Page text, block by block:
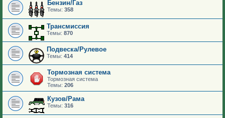
Бензин/Газ
Темы: 358
Трансмиссия
Темы: 870
Подвеска/Рулевое
Темы: 414
Тормозная система
Тормозная система
Темы: 206
Кузов/Рама
Темы: 316